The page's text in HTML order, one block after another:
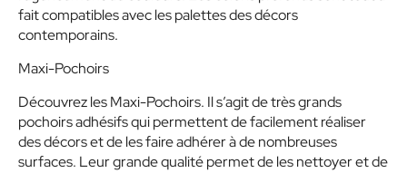
fait compatibles avec les palettes des décors
contemporains.
Maxi-Pochoirs
Découvrez les Maxi-Pochoirs. Il s’agit de très grands
pochoirs adhésifs qui permettent de facilement réaliser
des décors et de les faire adhérer à de nombreuses
surfaces. Leur grande qualité permet de les nettoyer et de